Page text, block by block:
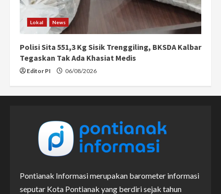
Lokal News
Polisi Sita 551,3 Kg Sisik Trenggiling, BKSDA Kalbar
Tegaskan Tak Ada Khasiat Medis
Editor PI 06/08/2026
Pontianak Informasi merupakan barometer informasi
seputar Kota Pontianak yang berdiri sejak tahun